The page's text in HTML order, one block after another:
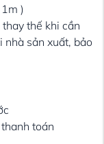
)
thế khi cần
sản xuất, bảo
toán